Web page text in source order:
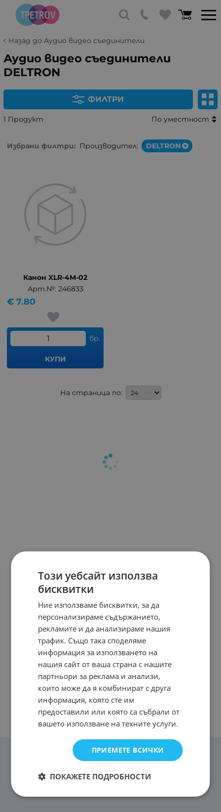
Назад до Аудио видео съединители
Аудио видео съединители
DELTRON
ФИЛТРИ
1 Продукт По уместност
Избрани филтри: Производител: DELTRON
Канон XLR-4M-02
Арт.№: 246833
7.80
€
бр.
КУПИ
На страница по:
Този уебсайт използва
бисквитки
Ние използваме бисквитки, за да
персонализираме съдържанието,
рекламите и да анализираме нашия
трафик. Също така споделяме
информация за използването на
нашия сайт от ваша страна с нашите
партньори за реклама и анализи,
които може да я комбинират с друга
информация, която сте им
предоставили или която са събрали от
вашето използване на техните услуги.
ПРИЕМЕТЕ ВСИЧКИ
ПОКАЖЕТЕ ПОДРОБНОСТИ